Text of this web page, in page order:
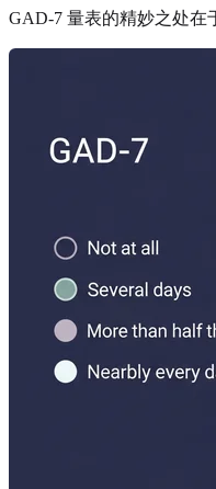
GAD-7 量表的精妙之处在